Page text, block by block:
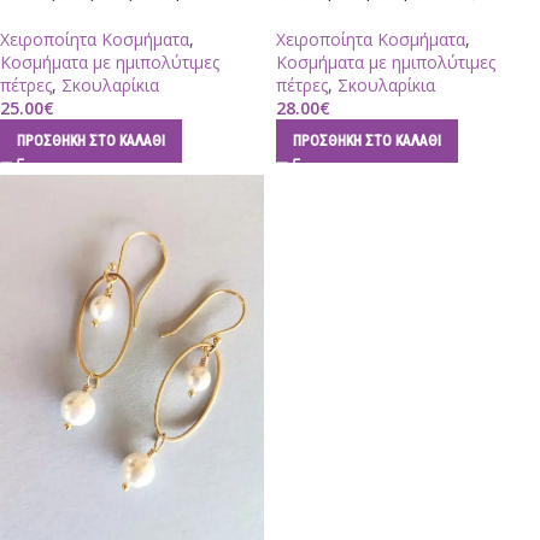
Χειροποίητα Κοσμήματα,
Κοσμήματα με ημιπολύτιμες
πέτρες, Σκουλαρίκια
25.00€
ΠΡΟΣΘΉΚΗ ΣΤΟ ΚΑΛΆΘΙ
Χειροποίητα Κοσμήματα,
Κοσμήματα με ημιπολύτιμες
πέτρες, Σκουλαρίκια
28.00€
ΠΡΟΣΘΉΚΗ ΣΤΟ ΚΑΛΆΘΙ